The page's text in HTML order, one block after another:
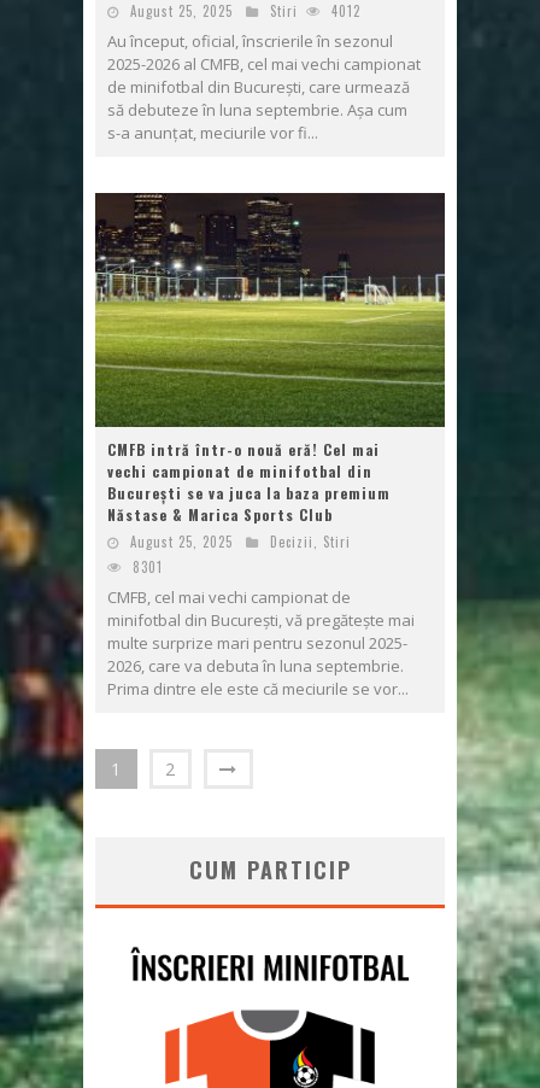
August 25, 2025 Stiri 4012
Au început, oficial, înscrierile în sezonul
2025-2026 al CMFB, cel mai vechi campionat
de minifotbal din București, care urmează
să debuteze în luna septembrie. Așa cum
s-a anunțat, meciurile vor fi...
CMFB intră într-o nouă eră! Cel mai
vechi campionat de minifotbal din
București se va juca la baza premium
Năstase & Marica Sports Club
August 25, 2025 Decizii
Stiri
8301
CMFB, cel mai vechi campionat de
minifotbal din București, vă pregătește mai
multe surprize mari pentru sezonul 2025-
2026, care va debuta în luna septembrie.
Prima dintre ele este că meciurile se vor...
1 2
CUM PARTICIP